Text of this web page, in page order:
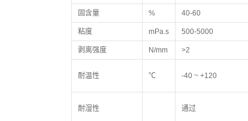
固含量 % 40-60
粘度 mPa.s 500-5000
剥离强度 N/mm >2
耐温性 ℃ -40 ~ +120
耐湿性 通过